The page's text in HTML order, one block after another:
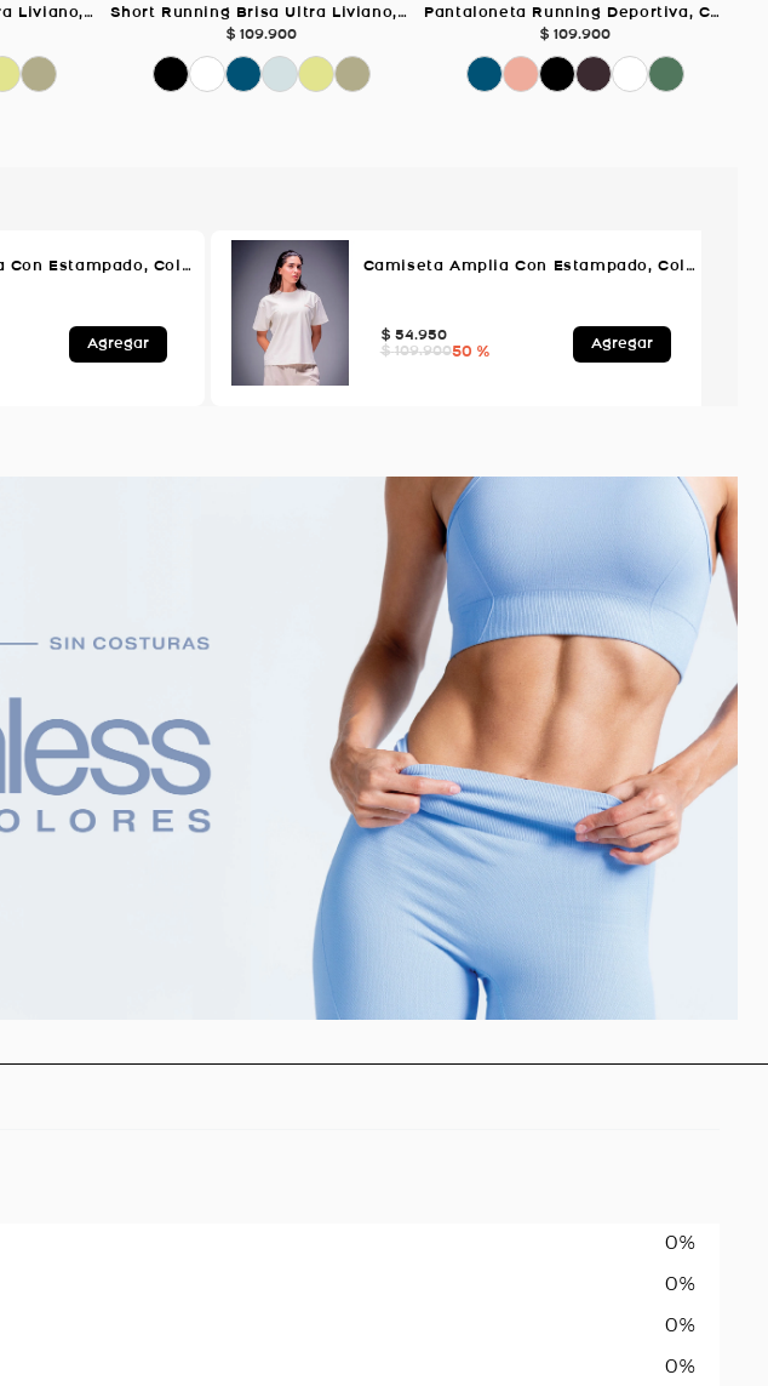
Short Running Brisa Ultra Liviano, Color Blanco Para Mujer
Short Running Brisa Ultra Liviano, Color Negro Para Mujer
$ 109.900
Pantaloneta Running Deportiva, Color Coral Para Mujer
$ 109.900
Camiseta Amplia Con Estampado, Color MELON Para Mujer
Agregar
Camiseta Amplia Con Estampado, Color MARFIL Para Mujer
$ 54.950
$ 109.90050 % Agregar
0%
0%
0%
0%